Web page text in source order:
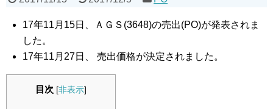
17年11月15日、ＡＧＳ(3648)の売出(PO)が発表されま
した。
17年11月27日、 売出価格が決定されました。
目次 [非表示]